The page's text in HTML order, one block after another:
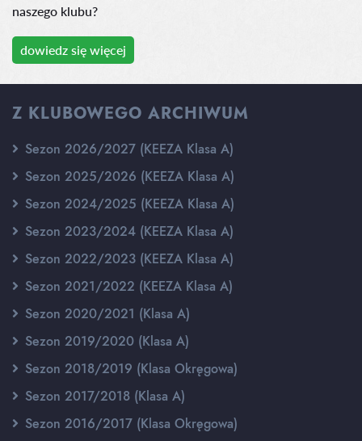
naszego klubu?
dowiedz się więcej
Z KLUBOWEGO ARCHIWUM
Sezon 2026/2027 (KEEZA Klasa A)
Sezon 2025/2026 (KEEZA Klasa A)
Sezon 2024/2025 (KEEZA Klasa A)
Sezon 2023/2024 (KEEZA Klasa A)
Sezon 2022/2023 (KEEZA Klasa A)
Sezon 2021/2022 (KEEZA Klasa A)
Sezon 2020/2021 (Klasa A)
Sezon 2019/2020 (Klasa A)
Sezon 2018/2019 (Klasa Okręgowa)
Sezon 2017/2018 (Klasa A)
Sezon 2016/2017 (Klasa Okręgowa)